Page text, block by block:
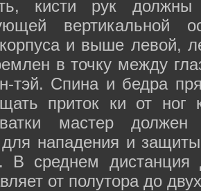
кисти рук
и выше левой,
в точку между
тэй. Спина и бедра
приток ки от
мастер должен
нападения и
В среднем
от полутора до